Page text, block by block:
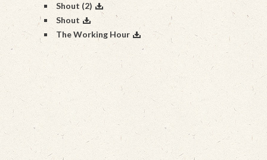
Shout (2)
Shout
The Working Hour